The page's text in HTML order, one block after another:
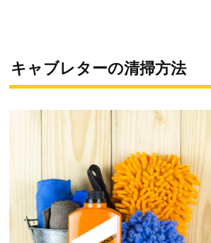
キャブレターの清掃方法